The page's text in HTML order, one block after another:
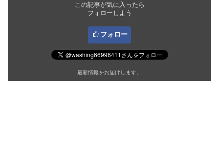
この記事が気に入ったら
フォローしよう
フォロー
最新情報をお届けします。